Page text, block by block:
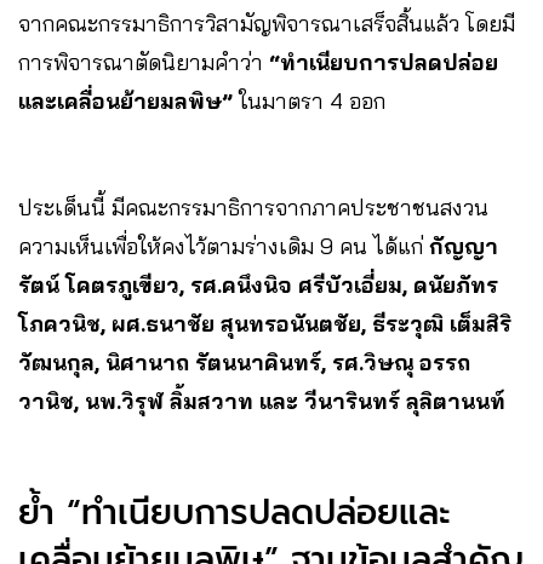
จากคณะกรรมาธิการวิสามัญพิจารณาเสร็จสิ้นแล้ว โดยมี
การพิจารณาตัดนิยามคำว่า “ทำเนียบการปลดปล่อย
และเคลื่อนย้ายมลพิษ”ในมาตรา 4 ออก
ประเด็นนี้ มีคณะกรรมาธิการจากภาคประชาชนสงวน
ความเห็นเพื่อให้คงไว้ตามร่างเดิม 9 คน ได้แก่ กัญญา
รัตน์ โคตรภูเขียว, รศ.คนึงนิจ ศรีบัวเอี่ยม, ดนัยภัทร
โภควนิช, ผศ.ธนาชัย สุนทรอนันตชัย, ธีระวุฒิ เต็มสิริ
วัฒนกุล, นิศานาถ รัตนนาคินทร์, รศ.วิษณุ อรรถ
วานิช, นพ.วิรุฬ ลิ้มสวาท และ วีนารินทร์ ลุลิตานนท์
ย้ำ “ทำเนียบการปลดปล่อยและ